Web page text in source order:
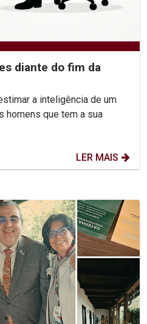
diante do fim da
a inteligência de um
homens que tem a sua
LER MAIS